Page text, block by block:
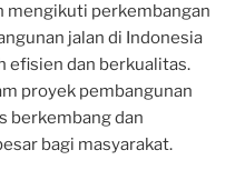
mengikuti perkembangan
jalan di Indonesia
efisien dan berkualitas.
proyek pembangunan
berkembang dan
bagi masyarakat.